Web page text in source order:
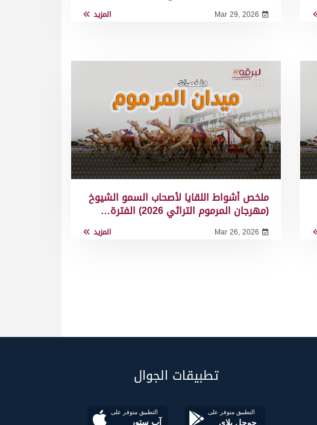
Mar 29, 2026 المزيد
ملخص أشواط اللقايا لأصحاب السمو الشيوخ
(مهرجان المرموم التراثي 2026) الفترة…
Mar 26, 2026 المزيد
تطبيقات الجوال